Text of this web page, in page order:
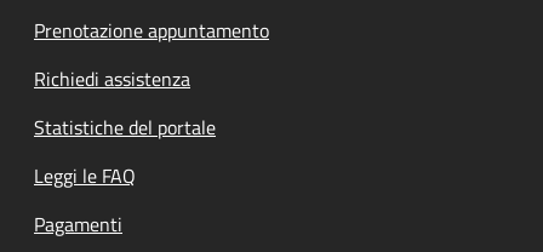
Prenotazione appuntamento
Richiedi assistenza
Statistiche del portale
Leggi le FAQ
Pagamenti